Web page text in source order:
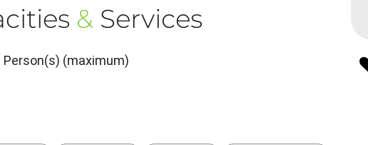
& Services
Person(s) (maximum)